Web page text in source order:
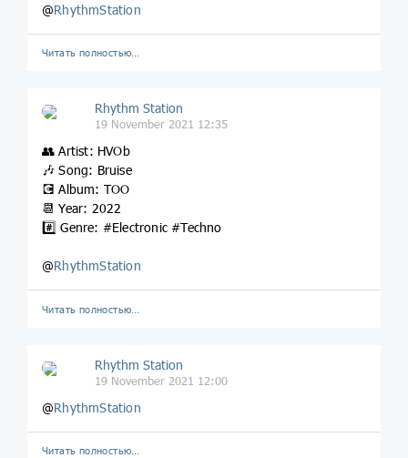
@RhythmStation
Читать полностью…
Rhythm Station
19 November 2021 12:35
👥 Artist: HVOb
🎶 Song: Bruise
💽 Album: TOO
📆 Year: 2022
#️⃣ Genre: #Electronic #Techno
@RhythmStation
Читать полностью…
Rhythm Station
19 November 2021 12:00
@RhythmStation
Читать полностью…